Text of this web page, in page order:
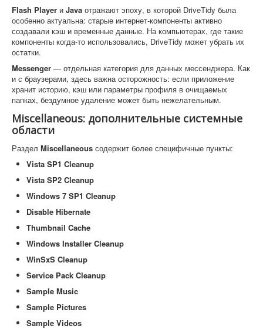
Flash Player и Java отражают эпоху, в которой DriveTidy была
особенно актуальна: старые интернет-компоненты активно
создавали кэш и временные данные. На компьютерах, где такие
компоненты когда-то использовались, DriveTidy может убрать их
остатки.
Messenger — отдельная категория для данных мессенджера. Как
и с браузерами, здесь важна осторожность: если приложение
хранит историю, кэш или параметры профиля в очищаемых
папках, бездумное удаление может быть нежелательным.
Miscellaneous: дополнительные системные
области
Раздел Miscellaneous содержит более специфичные пункты:
Vista SP1 Cleanup
Vista SP2 Cleanup
Windows 7 SP1 Cleanup
Disable Hibernate
Thumbnail Cache
Windows Installer Cleanup
WinSxS Cleanup
Service Pack Cleanup
Sample Music
Sample Pictures
Sample Videos